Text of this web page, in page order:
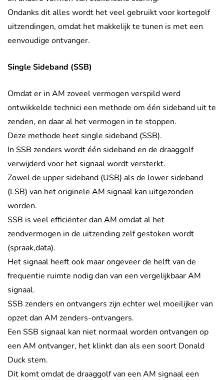
Ondanks dit alles wordt het veel gebruikt voor kortegolf
uitzendingen, omdat het makkelijk te tunen is met een
eenvoudige ontvanger.
Single Sideband (SSB)
Omdat er in AM zoveel vermogen verspild werd
ontwikkelde technici een methode om één sideband uit te
zenden, en daar al het vermogen in te stoppen.
Deze methode heet single sideband (SSB).
In SSB zenders wordt één sideband en de draaggolf
verwijderd voor het signaal wordt versterkt.
Zowel de upper sideband (USB) als de lower sideband
(LSB) van het originele AM signaal kan uitgezonden
worden.
SSB is veel efficiënter dan AM omdat al het
zendvermogen in de uitzending zelf gestoken wordt
(spraak,data).
Het signaal heeft ook maar ongeveer de helft van de
frequentie ruimte nodig dan van een vergelijkbaar AM
signaal.
SSB zenders en ontvangers zijn echter wel moeilijker van
opzet dan AM zenders-ontvangers.
Een SSB signaal kan niet normaal worden ontvangen op
een AM ontvanger, het klinkt dan als een soort Donald
Duck stem.
Dit komt omdat de draaggolf van een AM signaal een